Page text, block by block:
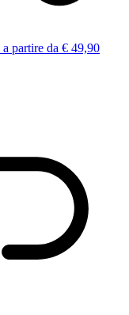
a partire da € 49,90